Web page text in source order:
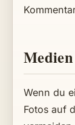
Medien
Wenn du
Fotos auf